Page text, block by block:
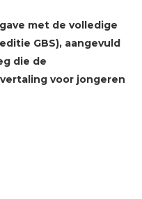
met de volledige
GBS), aangevuld
die de
voor jongeren